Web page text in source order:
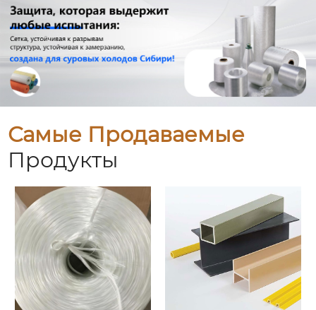
Самые Продаваемые
Продукты